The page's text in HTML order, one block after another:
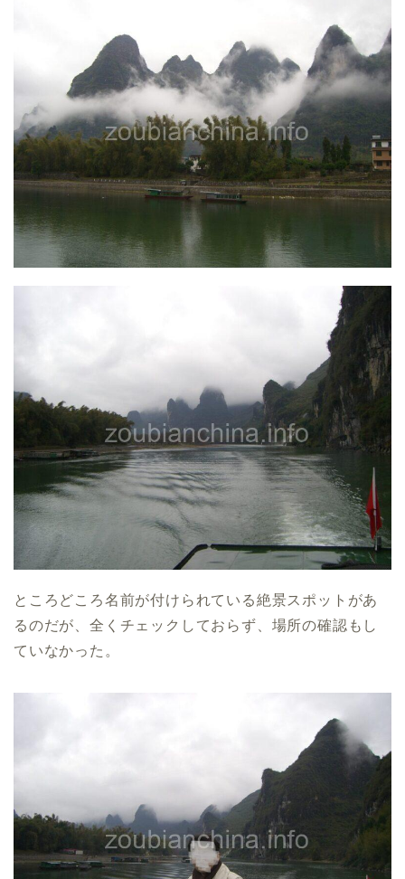
ところどころ名前が付けられている絶景スポットがあ
るのだが、全くチェックしておらず、場所の確認もし
ていなかった。